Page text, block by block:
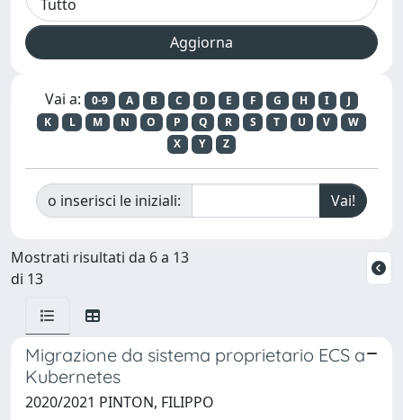
Vai a: 0-9 A B C D E F G H I
J
K
L M N O P Q R S T U V
W
X
Y Z
o inserisci le iniziali:
Mostrati risultati da 6 a 13
di 13
Migrazione da sistema proprietario ECS a
Kubernetes
2020/2021 PINTON, FILIPPO